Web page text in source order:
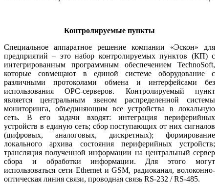
Контролируемые пункты
Специальное аппаратное решение компании «Эскон» для
предприятий – это набор контролируемых пунктов (КП) с
интегрированным программным обеспечением ­TechnoSoft,
которые совмещают в единой системе оборудование с
различными протоколами обмена и интерфейсами без
использования OPC-серверов. Контролируемый пункт
является центральным звеном распределенной системы
мониторинга, объединяющим все устройства в локальную
сеть. В его задачи входят: интеграция периферийных
устройств в единую сеть; сбор поступающих от них сигналов
(цифровых, аналоговых, дискретных); формирование
локального архива состояния периферийных устройств;
трансляция полученной информации на центральный сервер
сбора и обработки информации. Для этого могут
использоваться се­ти Ethernet и GSM, радиоканал, волоконно-
оптическая линия связи, проводная связь RS-232 / RS-485.